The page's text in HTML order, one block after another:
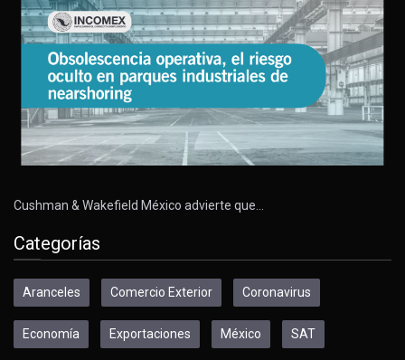
Cushman & Wakefield México advierte que…
Categorías
Aranceles Comercio Exterior Coronavirus
Economía Exportaciones México SAT